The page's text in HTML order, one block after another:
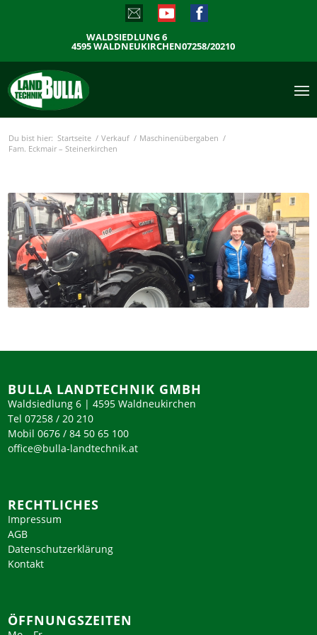
WALDSIEDLUNG 6
4595 WALDNEUKIRCHEN07258/20210
Du bist hier: Startseite / Verkauf / Maschinenübergaben /
Fam. Eckmair – Steinerkirchen
BULLA LANDTECHNIK GMBH
Waldsiedlung 6 | 4595 Waldneukirchen
Tel 07258 / 20 210
Mobil 0676 / 84 50 65 100
office@bulla-landtechnik.at
RECHTLICHES
Impressum
AGB
Datenschutzerklärung
Kontakt
ÖFFNUNGSZEITEN